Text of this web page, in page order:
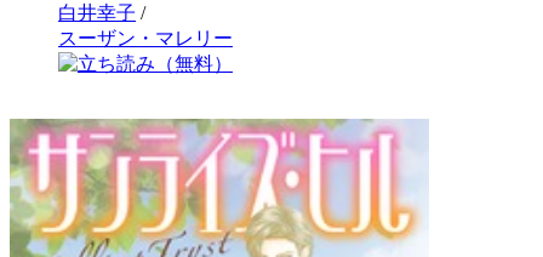
白井幸子 /
スーザン・マレリー